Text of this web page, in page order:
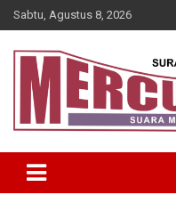
Skip
to
Sabtu, Agustus 8, 2026
Mercu Benua